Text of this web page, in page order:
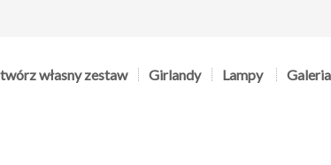
własny zestaw Girlandy Lampy Galeria